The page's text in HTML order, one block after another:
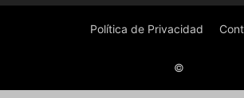
Política de Privacidad
©